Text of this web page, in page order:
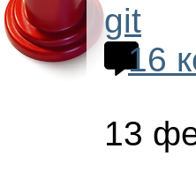
git
16
13